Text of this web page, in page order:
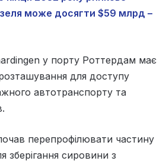
може досягти $59 млрд –
у порту Роттердам має
для доступу
автотранспорту та
перепрофілювати частину
зберігання сировини з